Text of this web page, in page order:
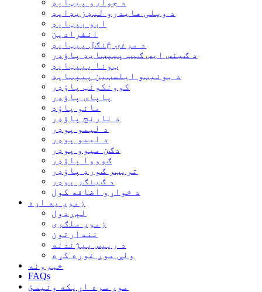
د جوارو پیټایډ
د ویلی هایدرو لیډزیډایډ
ابو بپټایډ
انفرادین
د مرغۍ ځنګل پیټایډ
د ګینس ایس ګیټ پیپټایډ پاؤډر
ټونا پیپټایډ
د بونیټو ایلسټین پیپټایډ
کوونکونټ پاؤډر
پاپای پاؤډر
مانو پاؤډ
د نارنج پاؤډر
د لیمو پوډر
د لیمو پوډر
دګن میوو پوډر
ګوووا پاؤډر
تریټر ګورډ پاؤډر
د ګینګر پوډر
د خواړو اضافه کول
زموږ په اړه
لېږدول
زموږ ملګری
نندارتون
د رییس پیژندنه
ولې موږ غوره کړه
خبرونه
FAQs
موږ سره اړیکه ونیسئ